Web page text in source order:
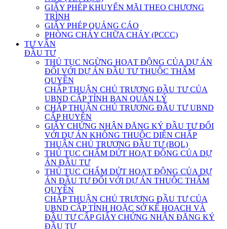
GIẤY PHÉP KHUYẾN MÃI THEO CHƯƠNG
TRÌNH
GIẤY PHÉP QUẢNG CÁO
PHÒNG CHÁY CHỮA CHÁY (PCCC)
TƯ VẤN
ĐẦU TƯ
THỦ TỤC NGỪNG HOẠT ĐỘNG CỦA DỰ ÁN
ĐỐI VỚI DỰ ÁN ĐẦU TƯ THUỘC THẨM
QUYỀN
CHẤP THUẬN CHỦ TRƯƠNG ĐẦU TƯ CỦA
UBND CẤP TỈNH BAN QUẢN LÝ
CHẤP THUẬN CHỦ TRƯƠNG ĐẦU TƯ UBND
CẤP HUYỆN
GIẤY CHỨNG NHẬN ĐĂNG KÝ ĐẦU TƯ ĐỐI
VỚI DỰ ÁN KHÔNG THUỘC DIỆN CHẤP
THUẬN CHỦ TRƯƠNG ĐẦU TƯ (BQL)
THỦ TỤC CHẤM DỨT HOẠT ĐỘNG CỦA DỰ
ÁN ĐẦU TƯ
THỦ TỤC CHẤM DỨT HOẠT ĐỘNG CỦA DỰ
ÁN ĐẦU TƯ ĐỐI VỚI DỰ ÁN THUỘC THẨM
QUYỀN
CHẤP THUẬN CHỦ TRƯƠNG ĐẦU TƯ CỦA
UBND CẤP TỈNH HOẶC SỞ KẾ HOẠCH VÀ
ĐẦU TƯ CẤP GIẤY CHỨNG NHẬN ĐĂNG KÝ
ĐẦU TƯ